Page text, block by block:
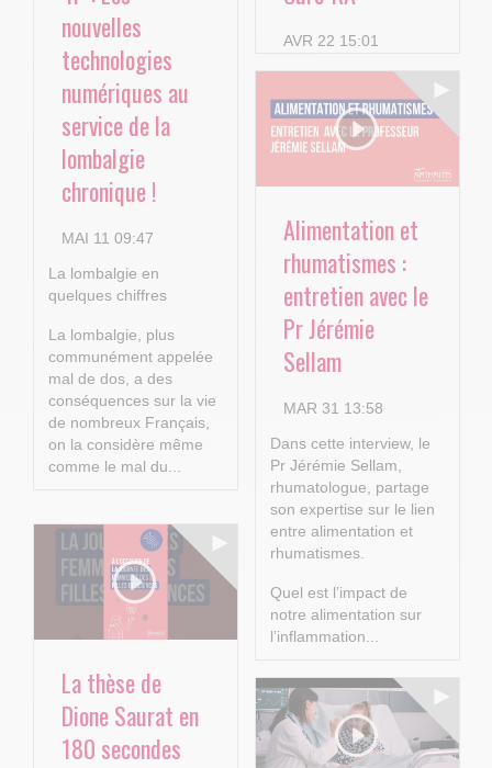
nouvelles
technologies
numériques au
service de la
lombalgie
chronique !
MAI 11 09:47
La lombalgie en
quelques chiffres
La lombalgie, plus
communément appelée
mal de dos, a des
conséquences sur la vie
de nombreux Français,
on la considère même
comme le mal du...
AVR 22 15:01
Alimentation et
rhumatismes :
entretien avec le
Pr Jérémie
Sellam
MAR 31 13:58
Dans cette interview, le
Pr Jérémie Sellam,
rhumatologue, partage
son expertise sur le lien
entre alimentation et
rhumatismes.
Quel est l’impact de
notre alimentation sur
l’inflammation...
La thèse de
Dione Saurat en
180 secondes